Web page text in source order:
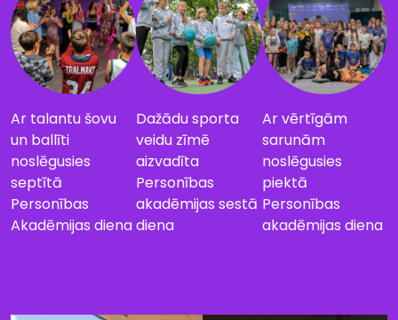
Ar talantu šovu
un ballīti
noslēgusies
septītā
Personības
Akadēmijas diena
Dažādu sporta
veidu zīmē
aizvadīta
Personības
akadēmijas sestā
diena
Ar vērtīgām
sarunām
noslēgusies
piektā
Personības
akadēmijas diena